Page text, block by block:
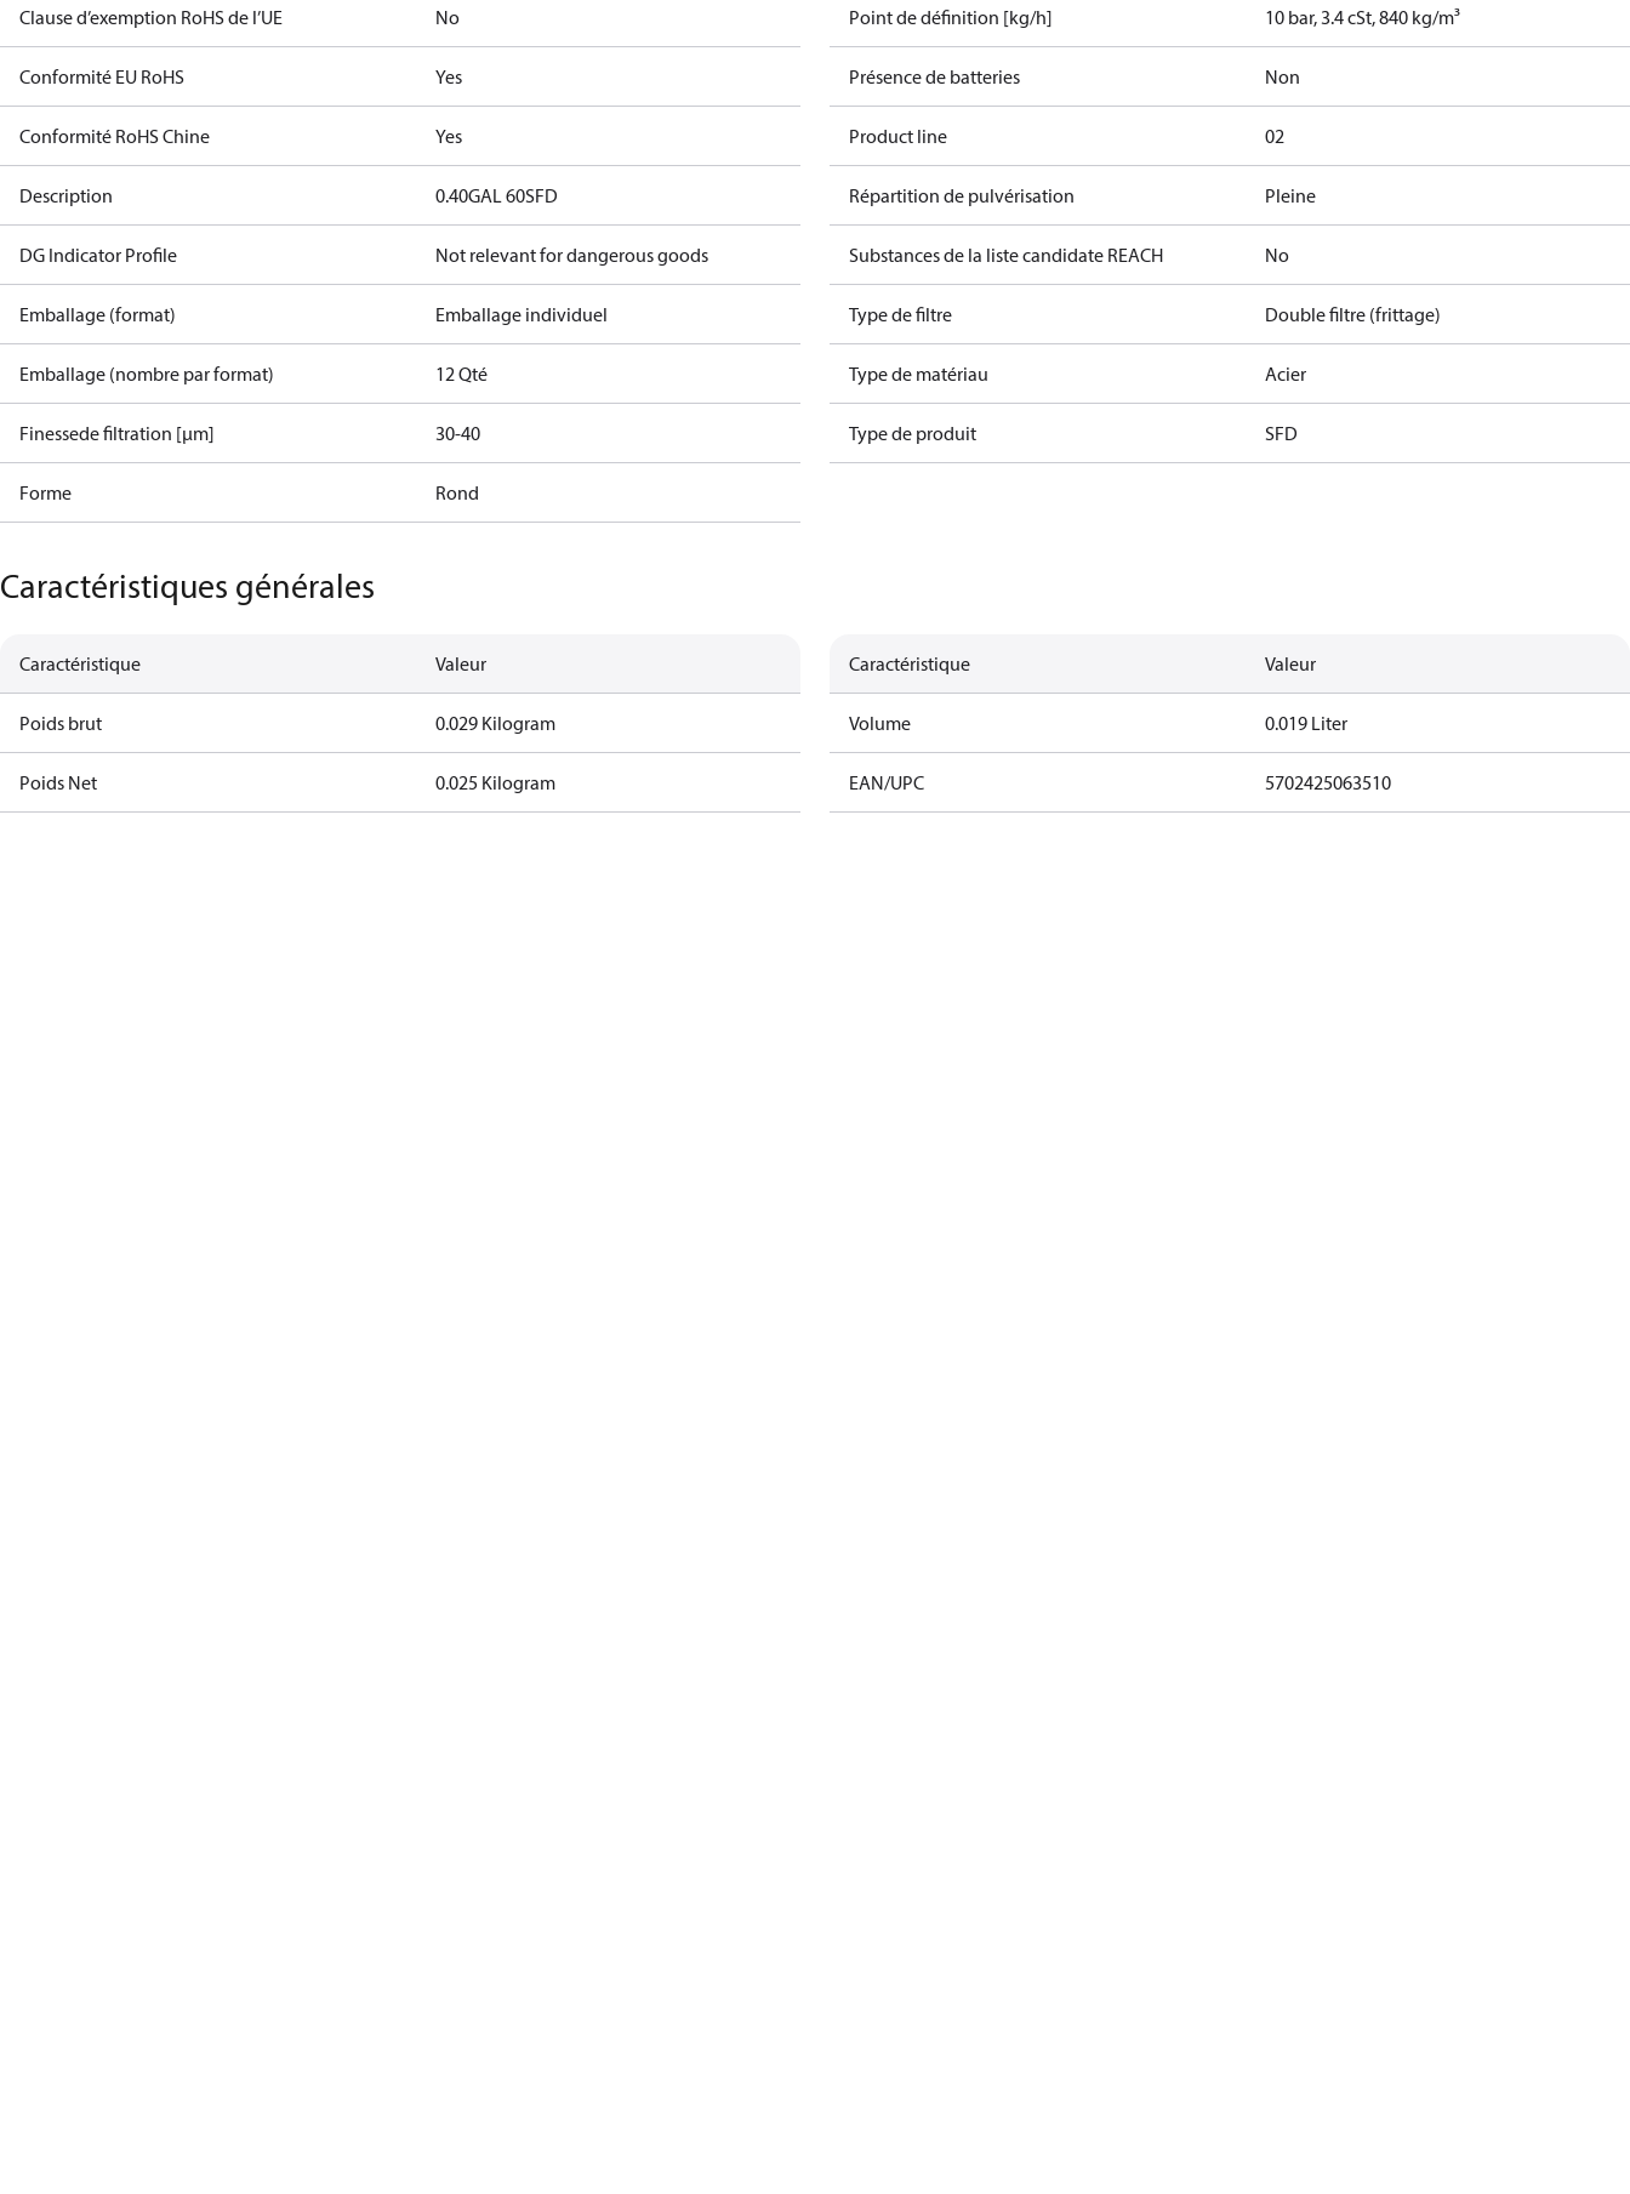
Clause d’exemption RoHS de l’UE No
Conformité EU RoHS Yes
Conformité RoHS Chine Yes
Description 0.40GAL 60SFD
DG Indicator Profile Not relevant for dangerous goods
Emballage (format) Emballage individuel
Emballage (nombre par format) 12 Qté
Finessede filtration [µm] 30-40
Forme Rond
Point de définition [kg/h] 10 bar, 3.4 cSt, 840 kg/m³
Présence de batteries Non
Product line 02
Répartition de pulvérisation Pleine
Substances de la liste candidate REACH No
Type de filtre Double filtre (frittage)
Type de matériau Acier
Type de produit SFD
Caractéristiques générales
Caractéristique Valeur
Poids brut 0.029 Kilogram
Poids Net 0.025 Kilogram
Caractéristique Valeur
Volume 0.019 Liter
EAN/UPC 5702425063510